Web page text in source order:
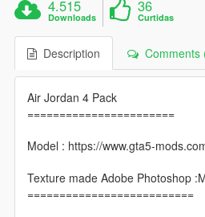
4.515
Downloads
36
Curtidas
Description Comments
Air Jordan 4 Pack
=======================
Model : https://www.gta5-
Texture made Adobe Photoshop
==========================